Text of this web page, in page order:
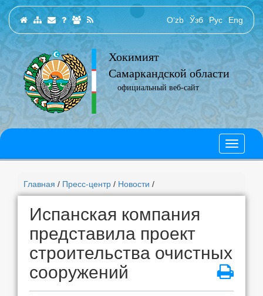
O‘zb Ўзб Рус Eng
Хокимият
Самаркандской области
официальный веб-сайт
Главная / Пресс-центр / Новости /
Испанская компания
представила проект
строительства очистных
сооружений